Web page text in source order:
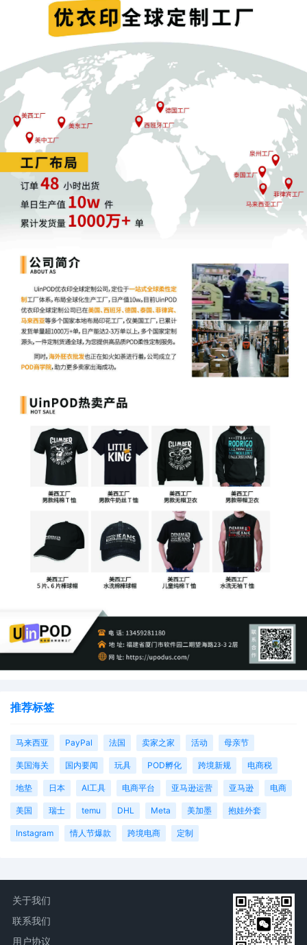
推荐标签
马来西亚 PayPal 法国 卖家之家 活动 母亲节
美国海关 国内要闻 玩具 POD孵化 跨境新规 电商税
地垫 日本 AI工具 电商平台 亚马逊运营 亚马逊 电商
美国 瑞士 temu DHL Meta 美加墨 抱娃外套
Instagram 情人节爆款 跨境电商 定制
关于我们
联系我们
用户协议